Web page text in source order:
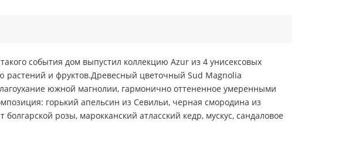
события дом выпустил коллекцию Azur из 4 унисексовых
растений и фруктов.Древесный цветочный Sud Magnolia
южной магнолии, гармонично оттененное умеренными
горький апельсин из Севильи, черная смородина из
розы, марокканский атласский кедр, мускус, сандаловое